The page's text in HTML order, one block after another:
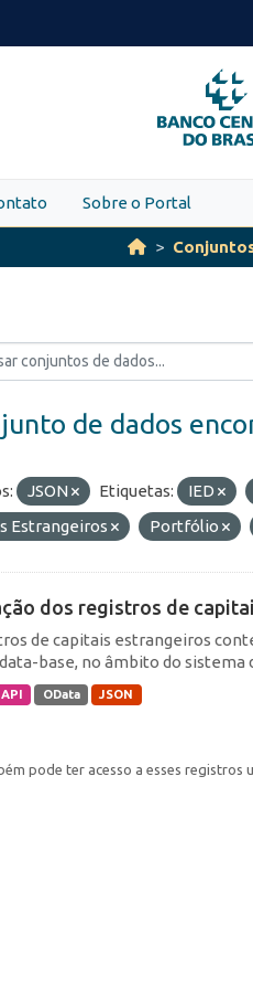
PARA
O
Sobre o Portal
de dados
JSON Etiquetas: IED
Estrangeiros
Portfólio
dos registros de
de capitais estrangeiros
base, no âmbito do sistema
API OData JSON
pode ter acesso a esses registros